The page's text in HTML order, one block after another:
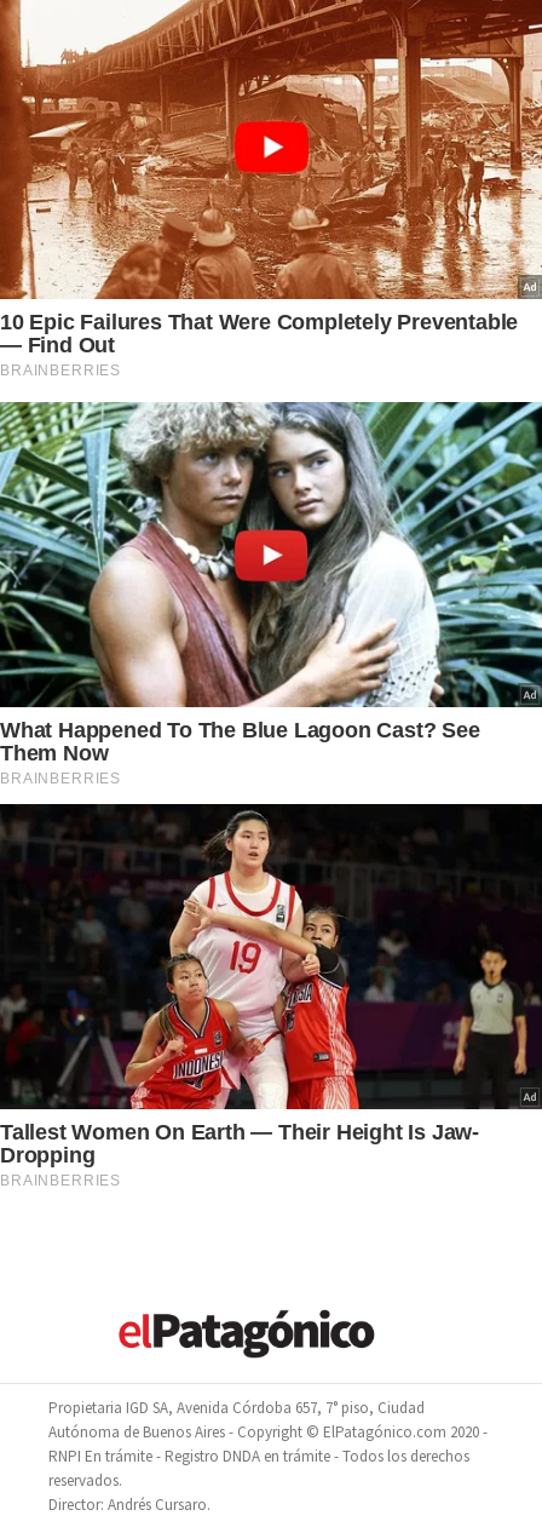
Propietaria IGD SA, Avenida Córdoba 657, 7° piso, Ciudad
Autónoma de Buenos Aires - Copyright © ElPatagónico.com 2020 -
RNPI En trámite - Registro DNDA en trámite - Todos los derechos
reservados.
Director: Andrés Cursaro.